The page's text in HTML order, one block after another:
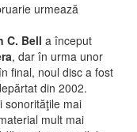
urmează
C. Bell a început
, dar în urma unor
final, noul disc a fost
din 2002.
sonorităţile mai
mult mai